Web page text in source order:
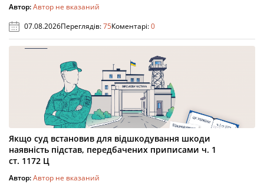
Автор:Автор не вказаний
07.08.2026Переглядів:75Коментарі:0
Якщо суд встановив для відшкодування шкоди
наявність підстав, передбачених приписами ч. 1
ст. 1172 Ц
Автор:Автор не вказаний